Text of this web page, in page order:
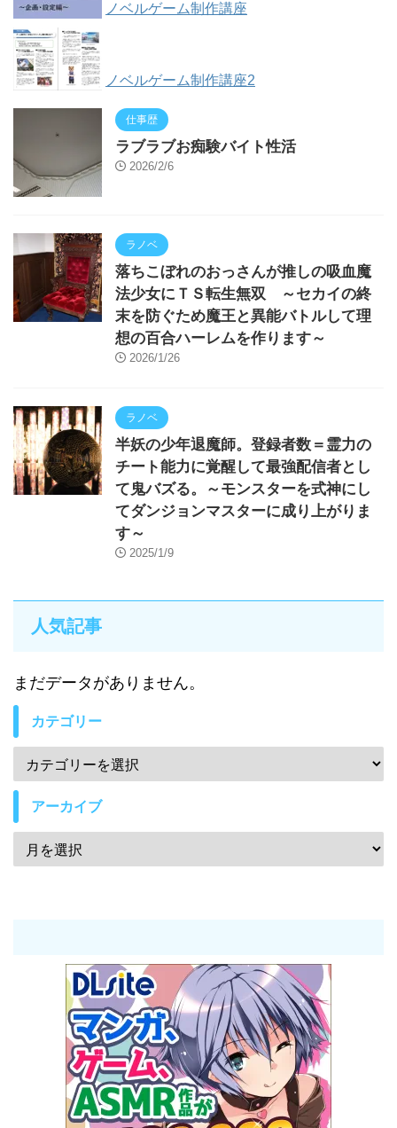
ノベルゲーム制作講座
ノベルゲーム制作講座2
仕事歴
ラブラブお痴験バイト性活
2026/2/6
ラノベ
落ちこぼれのおっさんが推しの吸血魔
法少女にＴＳ転生無双 ～セカイの終
末を防ぐため魔王と異能バトルして理
想の百合ハーレムを作ります～
2026/1/26
ラノベ
半妖の少年退魔師。登録者数＝霊力の
チート能力に覚醒して最強配信者とし
て鬼バズる。～モンスターを式神にし
てダンジョンマスターに成り上がりま
す～
2025/1/9
人気記事
まだデータがありません。
カテゴリー
アーカイブ